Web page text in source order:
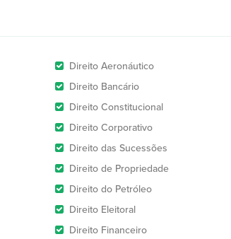
Direito Aeronáutico
Direito Bancário
Direito Constitucional
Direito Corporativo
Direito das Sucessões
Direito de Propriedade
Direito do Petróleo
Direito Eleitoral
Direito Financeiro